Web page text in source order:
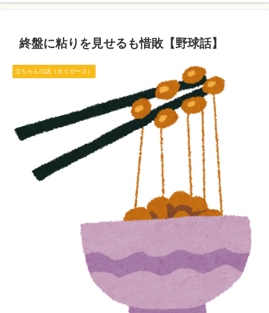
終盤に粘りを見せるも惜敗【野球話】
父ちゃんの話（タイガース）